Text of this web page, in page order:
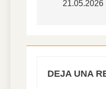
21.05.2026
DEJA UNA